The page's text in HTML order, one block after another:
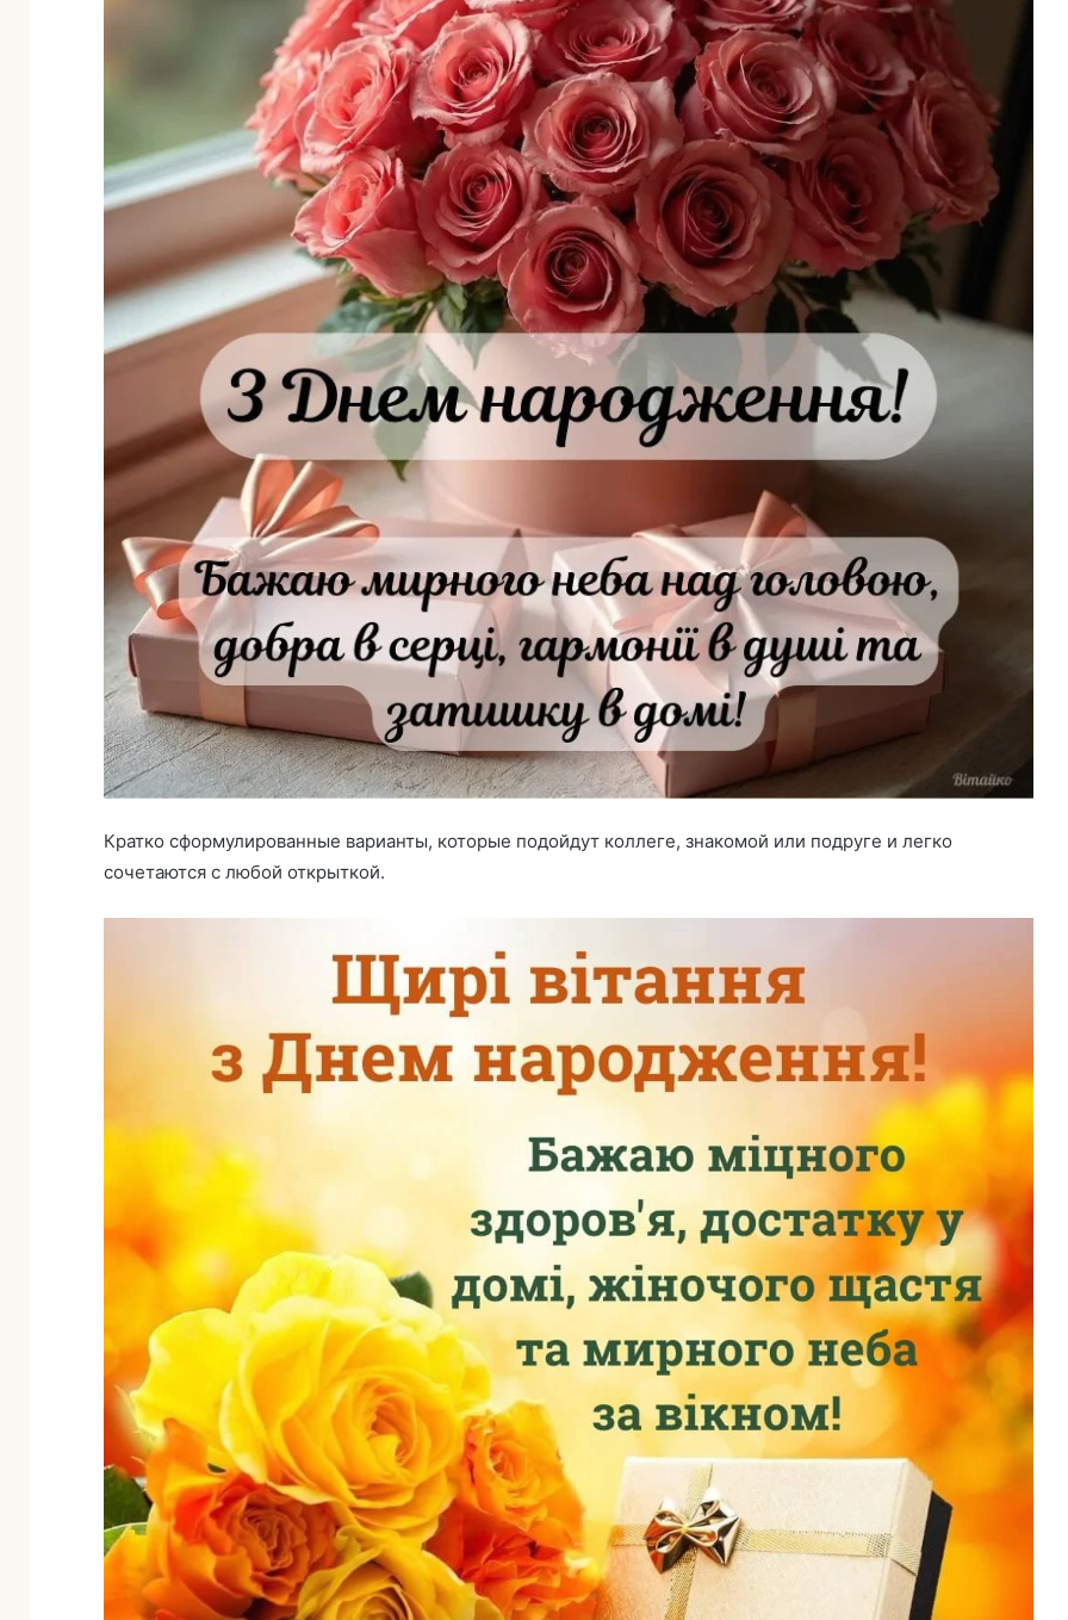
Кратко сформулированные варианты, которые подойдут коллеге, знакомой или подруге и легко
сочетаются с любой открыткой.